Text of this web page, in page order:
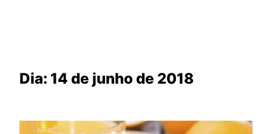
Dia: 14 de junho de 2018